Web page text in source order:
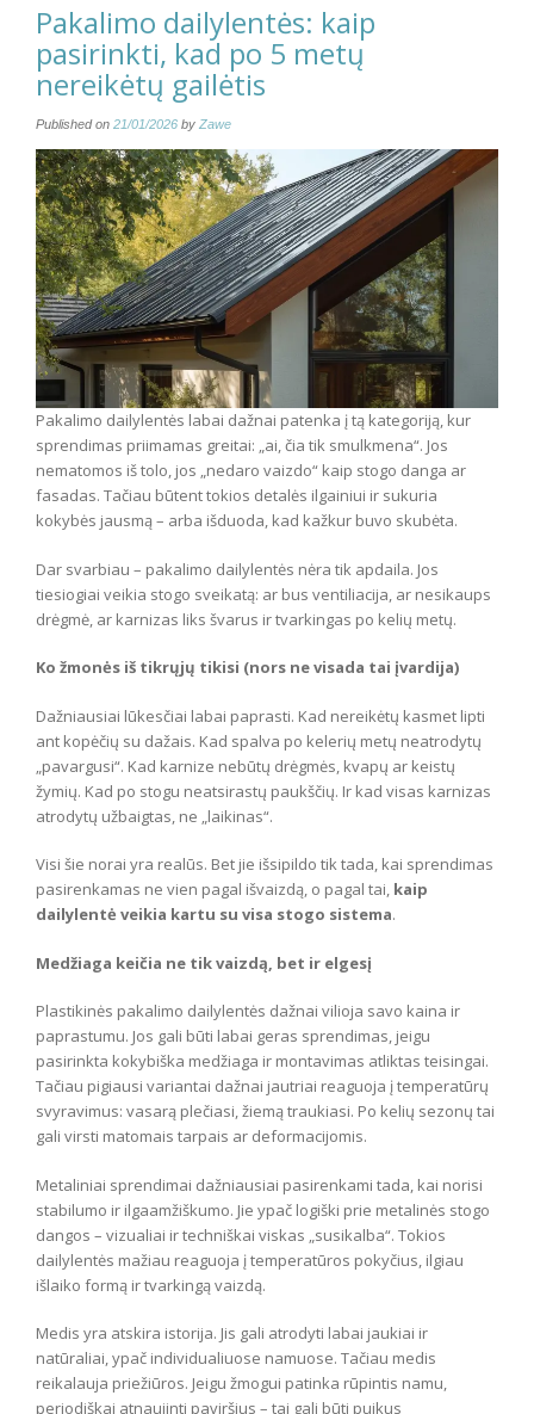
Pakalimo dailylentės: kaip
pasirinkti, kad po 5 metų
nereikėtų gailėtis
Published on 21/01/2026 by Zawe
Pakalimo dailylentės labai dažnai patenka į tą kategoriją, kur
sprendimas priimamas greitai: „ai, čia tik smulkmena“. Jos
nematomos iš tolo, jos „nedaro vaizdo“ kaip stogo danga ar
fasadas. Tačiau būtent tokios detalės ilgainiui ir sukuria
kokybės jausmą – arba išduoda, kad kažkur buvo skubėta.
Dar svarbiau – pakalimo dailylentės nėra tik apdaila. Jos
tiesiogiai veikia stogo sveikatą: ar bus ventiliacija, ar nesikaups
drėgmė, ar karnizas liks švarus ir tvarkingas po kelių metų.
Ko žmonės iš tikrųjų tikisi (nors ne visada tai įvardija)
Dažniausiai lūkesčiai labai paprasti. Kad nereikėtų kasmet lipti
ant kopėčių su dažais. Kad spalva po kelerių metų neatrodytų
„pavargusi“. Kad karnize nebūtų drėgmės, kvapų ar keistų
žymių. Kad po stogu neatsirastų paukščių. Ir kad visas karnizas
atrodytų užbaigtas, ne „laikinas“.
Visi šie norai yra realūs. Bet jie išsipildo tik tada, kai sprendimas
pasirenkamas ne vien pagal išvaizdą, o pagal tai, kaip
dailylentė veikia kartu su visa stogo sistema.
Medžiaga keičia ne tik vaizdą, bet ir elgesį
Plastikinės pakalimo dailylentės dažnai vilioja savo kaina ir
paprastumu. Jos gali būti labai geras sprendimas, jeigu
pasirinkta kokybiška medžiaga ir montavimas atliktas teisingai.
Tačiau pigiausi variantai dažnai jautriai reaguoja į temperatūrų
svyravimus: vasarą plečiasi, žiemą traukiasi. Po kelių sezonų tai
gali virsti matomais tarpais ar deformacijomis.
Metaliniai sprendimai dažniausiai pasirenkami tada, kai norisi
stabilumo ir ilgaamžiškumo. Jie ypač logiški prie metalinės stogo
dangos – vizualiai ir techniškai viskas „susikalba“. Tokios
dailylentės mažiau reaguoja į temperatūros pokyčius, ilgiau
išlaiko formą ir tvarkingą vaizdą.
Medis yra atskira istorija. Jis gali atrodyti labai jaukiai ir
natūraliai, ypač individualiuose namuose. Tačiau medis
reikalauja priežiūros. Jeigu žmogui patinka rūpintis namu,
periodiškai atnaujinti paviršius – tai gali būti puikus